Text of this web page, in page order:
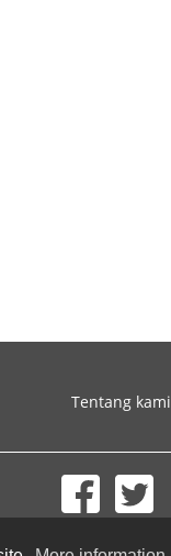
Tentang kami